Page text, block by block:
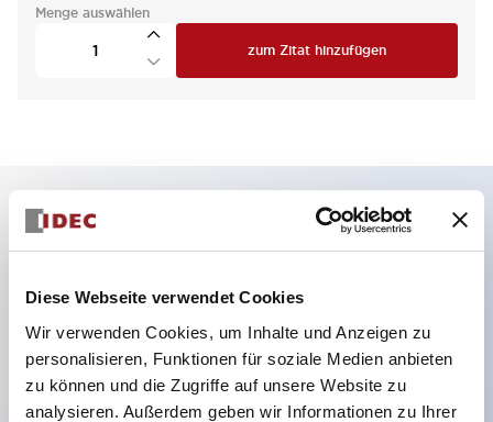
Diese Webseite verwendet Cookies
Wir verwenden Cookies, um Inhalte und Anzeigen zu
personalisieren, Funktionen für soziale Medien anbieten
zu können und die Zugriffe auf unsere Website zu
analysieren. Außerdem geben wir Informationen zu Ihrer
Menge auswählen
zum Zitat hinzufügen
Hauptmerkmale
Mehrfachbefestigung möglich
Der schlüsselsichere Selektorschalter verwendet
eine hochsichere Stiftzuhaltungsstruktur
Schutzart IP65 (IEC60529)